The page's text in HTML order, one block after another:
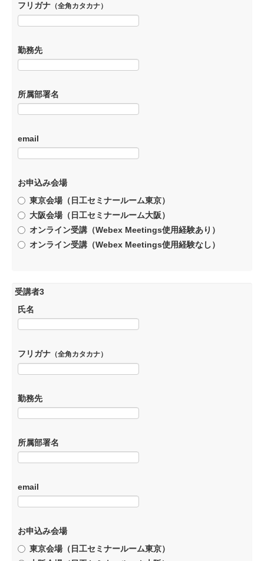
フリガナ （全角カタカナ）
勤務先
所属部署名
email
お申込み会場
東京会場（日工セミナールーム東京）
大阪会場（日工セミナールーム大阪）
オンライン受講（Webex Meetings使用経験あり）
オンライン受講（Webex Meetings使用経験なし）
受講者3
氏名
フリガナ （全角カタカナ）
勤務先
所属部署名
email
お申込み会場
東京会場（日工セミナールーム東京）